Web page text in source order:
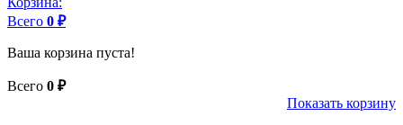
Всего 0 ₽
Ваша корзина пуста!
Всего 0 ₽
Показать корзину